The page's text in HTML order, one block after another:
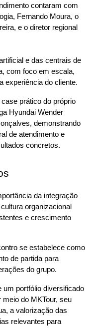
contaram com
Fernando Moura, o
e o diretor regional
e das centrais de
com foco em escala,
experiência do cliente.
prático do próprio
Hyundai Wender
demonstrando
de atendimento e
concretos.
da integração
organizacional
e crescimento
se estabelece como
de partida para
do grupo.
um portfólio diversificado
do MKTour, seu
a valorização das
relevantes para